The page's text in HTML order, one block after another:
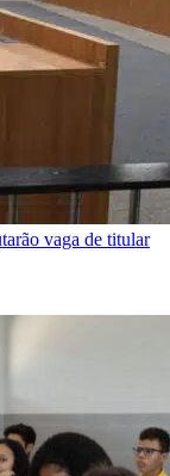
vaga de titular